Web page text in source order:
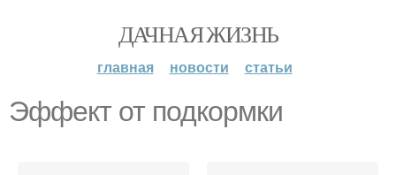
ДАЧНАЯ ЖИЗНЬ
главная новости статьи
Эффект от подкормки